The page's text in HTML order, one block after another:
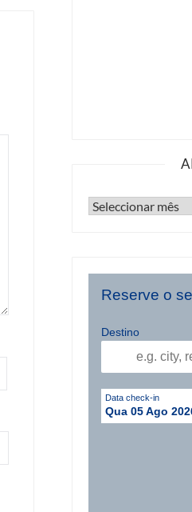
Reserve o
Destino
Data check-in
Qua 05 Ago